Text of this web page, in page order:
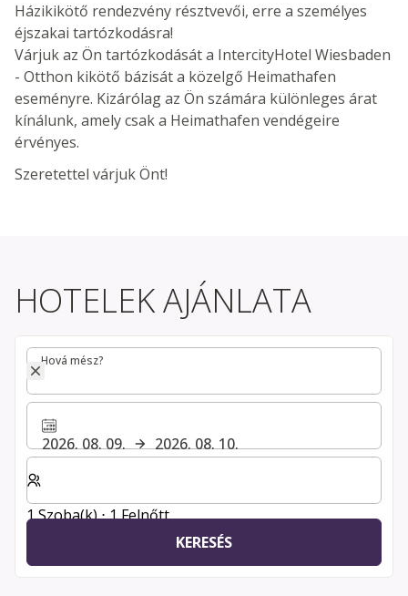
Házikikötő rendezvény résztvevői, erre a személyes
éjszakai tartózkodásra!
Várjuk az Ön tartózkodását a IntercityHotel Wiesbaden
- Otthon kikötő bázisát a közelgő Heimathafen
eseményre. Kizárólag az Ön számára különleges árat
kínálunk, amely csak a Heimathafen vendégeire
érvényes.
Szeretettel várjuk Önt!
HOTELEK AJÁNLATA
Hová mész?
Hová mész?
2026. 08. 09.
2026. 08. 10.
Válassza ki a szobák és a vendégek számát
1 Szoba(k) ⋅ 1 Felnőtt
KERESÉS